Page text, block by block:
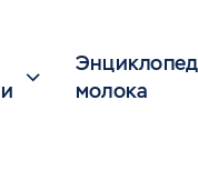
молока